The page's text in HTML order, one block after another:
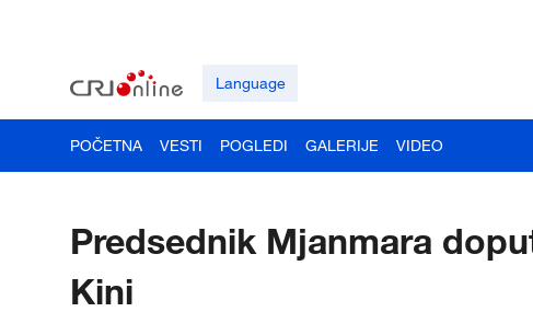
Language
POČETNA VESTI POGLEDI GALERIJE VIDEO
Predsednik Mjanmara
Kini